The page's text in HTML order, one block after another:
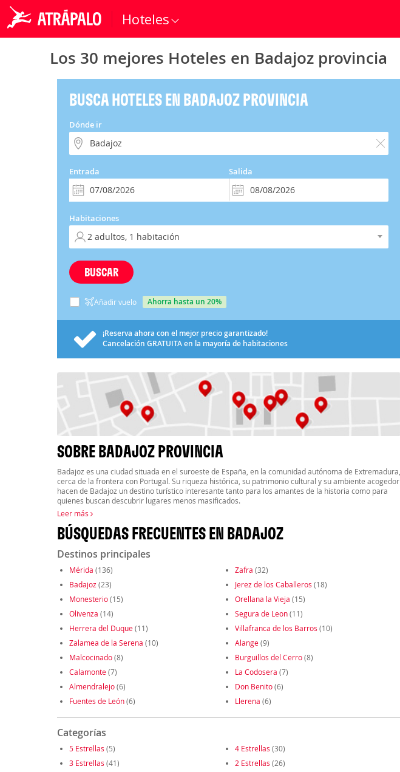
Hoteles
Los 30 mejores Hoteles en Badajoz provincia
BUSCA HOTELES EN BADAJOZ PROVINCIA
Dónde ir
Entrada Salida
Habitaciones
BUSCAR
Añadir vuelo ahorra hasta un 20%
¡Reserva ahora con el mejor precio garantizado!
Cancelación GRATUITAen la mayoría de habitaciones
SOBRE BADAJOZ PROVINCIA
Badajoz es una ciudad situada en el suroeste de España, en la comunidad autónoma de Extremadura,
cerca de la frontera con Portugal. Su riqueza histórica, su patrimonio cultural y su ambiente acogedor
hacen de Badajoz un destino turístico interesante tanto para los amantes de la historia como para
quienes buscan descubrir lugares menos masificados.
Leer más
BÚSQUEDAS FRECUENTES EN BADAJOZ
Destinos principales
Mérida (136) Zafra (32)
Badajoz (23) Jerez de los Caballeros (18)
Monesterio(15) Orellana la Vieja (15)
Olivenza (14) Segura de Leon(11)
Herrera del Duque(11) Villafranca de los Barros (10)
Zalamea de la Serena (10) Alange(9)
Malcocinado(8) Burguillos del Cerro(8)
Calamonte(7) La Codosera (7)
Almendralejo(6) Don Benito(6)
Fuentes de León(6) Llerena (6)
Categorías
5 Estrellas (5) 4 Estrellas (30)
3 Estrellas (41) 2 Estrellas (26)